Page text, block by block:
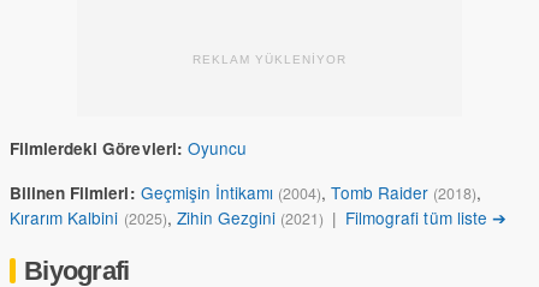
REKLAM YÜKLENİYOR
Filmlerdeki Görevleri: Oyuncu
Bilinen Filmleri: Geçmişin İntikamı (2004),Tomb Raider (2018),
Kırarım Kalbini (2025), Zihin Gezgini (2021) | Filmografi tüm liste ➔
Biyografi